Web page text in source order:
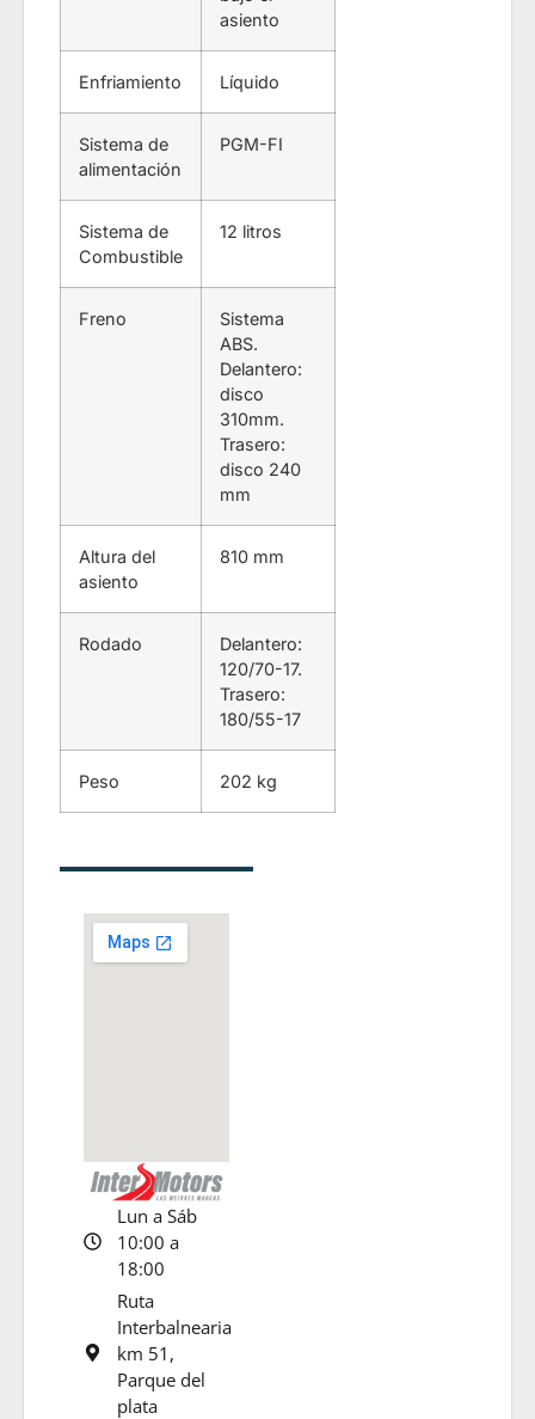
asiento
Enfriamiento Líquido
Sistema de
alimentación
PGM-FI
Sistema de
Combustible
12 litros
Freno
Sistema
ABS.
Delantero:
disco
310mm.
Trasero:
disco 240
mm
Altura del
asiento
810 mm
Rodado
Delantero:
120/70-17.
Trasero:
180/55-17
Peso 202 kg
Lun a Sáb
10:00 a
18:00
Ruta
Interbalnearia
km 51,
Parque del
plata